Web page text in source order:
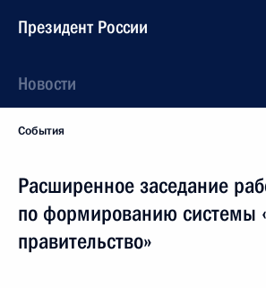
Президент России
Новости
События
Расширенное заседание
по формированию системы
правительство»